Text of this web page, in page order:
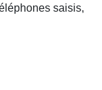
saisis,